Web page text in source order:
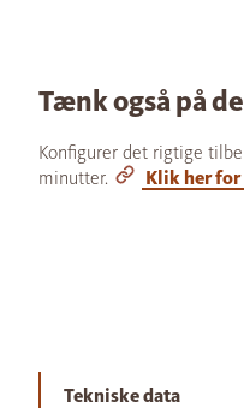
Tænk også på
Konfigurer det rigtige
minutter.
Klik her
Tekniske data